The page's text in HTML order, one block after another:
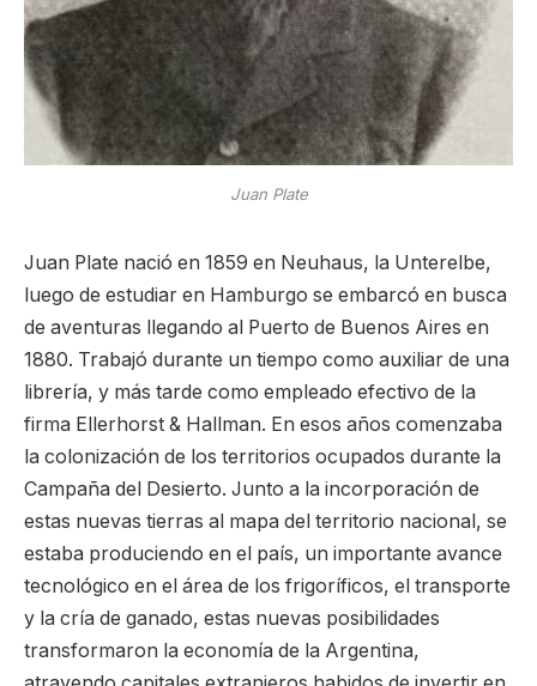
Juan Plate
Juan Plate nació en 1859 en Neuhaus, la Unterelbe,
luego de estudiar en Hamburgo se embarcó en busca
de aventuras llegando al Puerto de Buenos Aires en
1880. Trabajó durante un tiempo como auxiliar de una
librería, y más tarde como empleado efectivo de la
firma Ellerhorst & Hallman. En esos años comenzaba
la colonización de los territorios ocupados durante la
Campaña del Desierto. Junto a la incorporación de
estas nuevas tierras al mapa del territorio nacional, se
estaba produciendo en el país, un importante avance
tecnológico en el área de los frigoríficos, el transporte
y la cría de ganado, estas nuevas posibilidades
transformaron la economía de la Argentina,